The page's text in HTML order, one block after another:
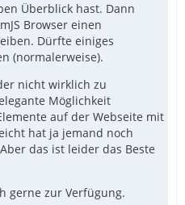
Überblick hast. Dann
Browser einen
Dürfte einiges
(normalerweise).
nicht wirklich zu
Möglichkeit
auf der Webseite mit
hat ja jemand noch
das ist leider das Beste
gerne zur Verfügung.